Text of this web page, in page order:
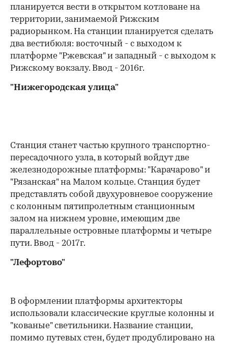
планируется вести в открытом котловане на
территории, занимаемой Рижским
радиорынком. На станции планируется сделать
два вестибюля: восточный - с выходом к
платформе "Ржевская" и западный - с выходом к
Рижскому вокзалу. Ввод - 2016г.
"Нижегородская улица"
Станция станет частью крупного транспортно-
пересадочного узла, в который войдут две
железнодорожные платформы: "Карачарово" и
"Рязанская" на Малом кольце. Станция будет
представлять собой двухуровневое сооружение
с колонным пятипролетным станционным
залом на нижнем уровне, имеющим две
параллельные островные платформы и четыре
пути. Ввод - 2017г.
"Лефортово"
В оформлении платформы архитекторы
использовали классические круглые колонны и
"кованые" светильники. Название станции,
помимо путевых стен, будет продублировано на